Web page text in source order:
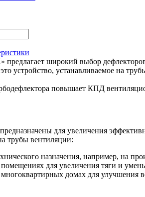
широкий выбор
устройство, устанавливаемое на
повышает КПД
для увеличения
трубы вентиляции:
назначения, например, на
для увеличения тяги и
домах для улучшения